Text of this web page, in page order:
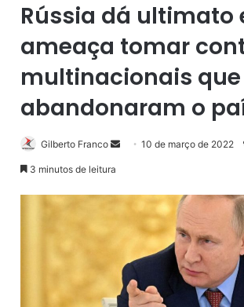
Rússia dá ultimato
ameaça tomar
multinacionais que
abandonaram o
Gilberto Franco
e
-
10 de março de 2022
3 minutos de leitura